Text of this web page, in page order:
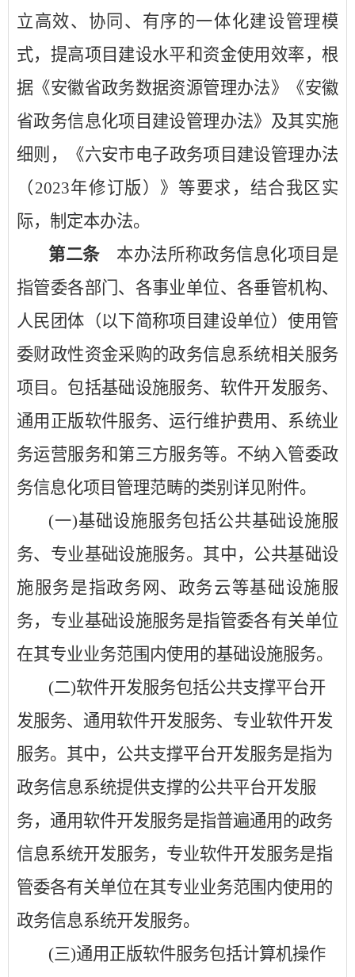
立高效、协同、有序的一体化建设管理模
式，提高项目建设水平和资金使用效率，根
据《安徽省政务数据资源管理办法》《安徽
省政务信息化项目建设管理办法》 及其实施
细则，
《六安市电子政务项目建设管理办法
（ 2023年修订版）》等要求，结合我区实
际，制定本办法。
第二条本办法所称政务信息化项目是
指管委各部门、各事业单位、各垂管机构、
人民团体（以下简称项目建设单位）使用管
委财政性资金采购的政务信息系统相关服务
项目。包括基础设施服务、软件开发服务、
通用正版软件服务、运行维护费用、系统业
务运营服务和第三方服务等。不纳入管委政
务信息化项目管理范畴的类别详见附件。
(一)基础设施服务包括公共基础设施服
务、专业基础设施服务。其中，公共基础设
施服务是指政务网、政务云等基础设施服
务，专业基础设施服务是指管委各有关单位
在其专业业务范围内使用的基础设施服务。
(二)软件开发服务包括公共支撑平台开
发服务、通用软件开发服务、专业软件开发
服务。其中，公共支撑平台开发服务是指为
政务信息系统提供支撑的公共平台开发服
务，通用软件开发服务是指普遍通用的政务
信息系统开发服务，专业软件开发服务是指
管委各有关单位在其专业业务范围内使用的
政务信息系统开发服务。
(三)通用正版软件服务包括计算机操作